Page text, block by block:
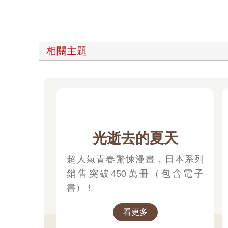
相關主題
光逝去的夏天
超人氣青春驚悚漫畫，日本系列
銷售突破450萬冊（包含電子
書）！
看更多